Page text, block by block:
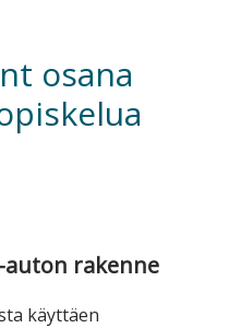
osana
auton rakenne
käyttäen